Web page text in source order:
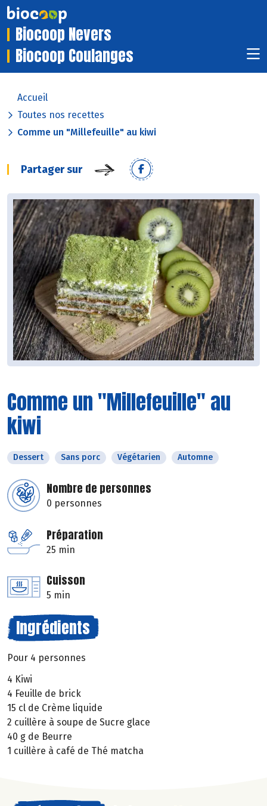
Biocoop Nevers
Biocoop Coulanges
Accueil
Toutes nos recettes
Comme un "Millefeuille" au kiwi
Partager sur
Comme un "Millefeuille" au
kiwi
Dessert Sans porc Végétarien Automne
Nombre de personnes
0 personnes
Préparation
25 min
Cuisson
5 min
Ingrédients
Pour 4 personnes
4 Kiwi
4 Feuille de brick
15 cl de Crème liquide
2 cuillère à soupe de Sucre glace
40 g de Beurre
1 cuillère à café de Thé matcha